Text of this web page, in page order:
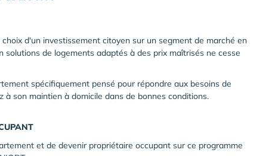
d'un investissement citoyen sur un segment de marché en
de logements adaptés à des prix maîtrisés ne cesse
spécifiquement pensé pour répondre aux besoins de
son maintien à domicile dans de bonnes conditions.
et de devenir propriétaire occupant sur ce programme